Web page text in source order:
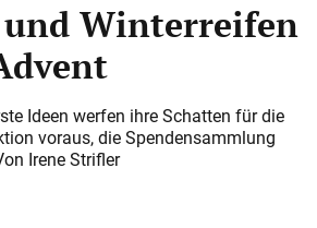
Winterreifen
Ideen werfen ihre Schatten für die
voraus, die Spendensammlung
Irene Strifler